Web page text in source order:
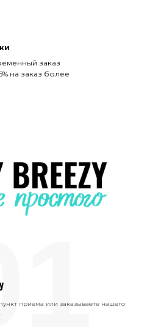
заказ
на заказ более
приема или заказываете нашего